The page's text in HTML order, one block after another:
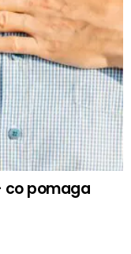
co pomaga